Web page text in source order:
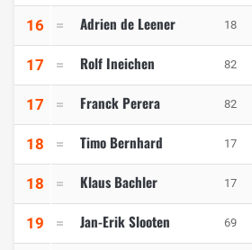
16 Adrien de Leener 18
17 Rolf Ineichen 82
17 Franck Perera 82
18 Timo Bernhard 17
18 Klaus Bachler 17
19 Jan-Erik Slooten 69